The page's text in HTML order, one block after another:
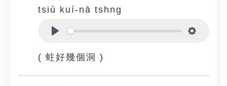
tsiù kuí-nā tshng
( 蛀好幾個洞 )